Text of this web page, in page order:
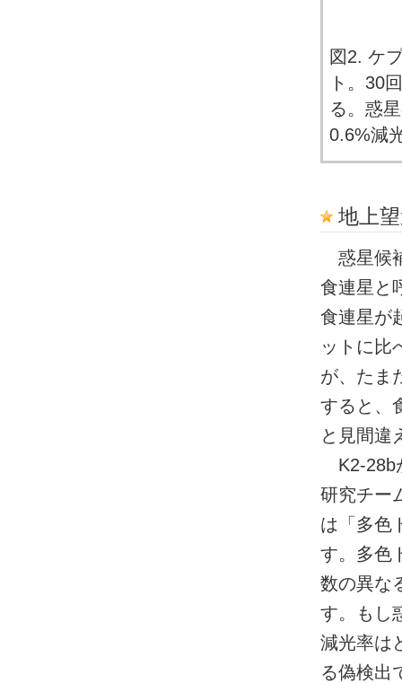
図2. ケ
ト。30
る。惑
0.6%減
地上
惑星候
食連星と
食連星が
ットに比
が、たま
すると、
と見間違
K2-28b
研究チー
は「多色
す。多色
数の異な
す。もし
減光率は
る偽検出